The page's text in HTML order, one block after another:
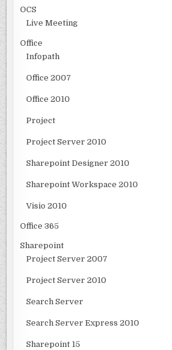
OCS
Live Meeting
Office
Infopath
Office 2007
Office 2010
Project
Project Server 2010
Sharepoint Designer 2010
Sharepoint Workspace 2010
Visio 2010
Office 365
Sharepoint
Project Server 2007
Project Server 2010
Search Server
Search Server Express 2010
Sharepoint 15